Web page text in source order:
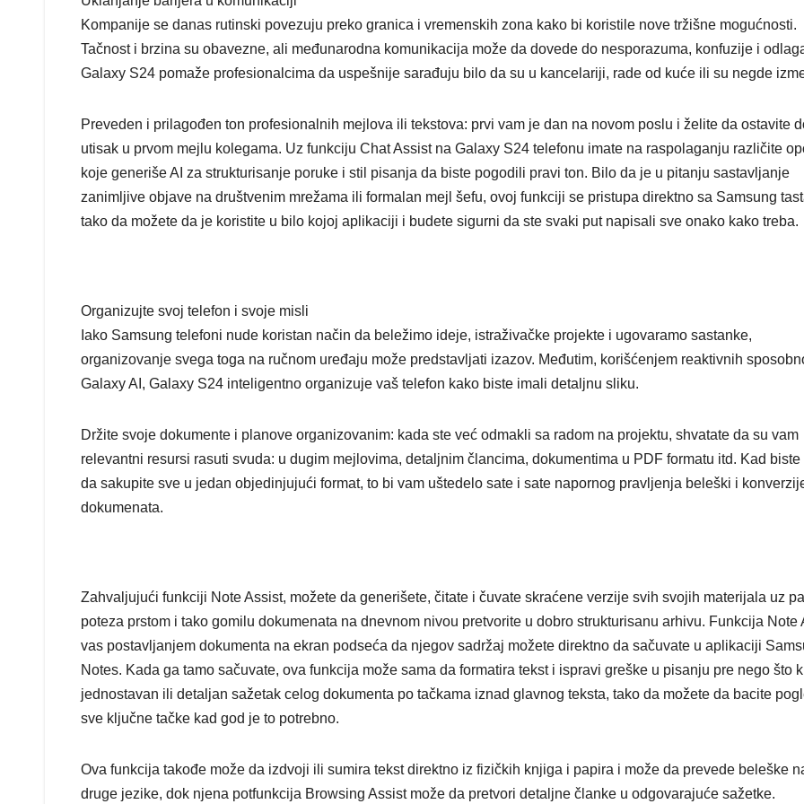
Kompanije se danas rutinski povezuju preko granica i vremenskih zona kako bi koristile nove tržišne mogućnosti.
Tačnost i brzina su obavezne, ali međunarodna komunikacija može da dovede do nesporazuma, konfuzije i
Galaxy S24 pomaže profesionalcima da uspešnije sarađuju bilo da su u kancelariji, rade od kuće ili su negde
Preveden i prilagođen ton profesionalnih mejlova ili tekstova: prvi vam je dan na novom poslu i želite da ostavite
utisak u prvom mejlu kolegama. Uz funkciju Chat Assist na Galaxy S24 telefonu imate na raspolaganju različite
koje generiše AI za strukturisanje poruke i stil pisanja da biste pogodili pravi ton. Bilo da je u pitanju sastavljanje
zanimljive objave na društvenim mrežama ili formalan mejl šefu, ovoj funkciji se pristupa direktno sa Samsung
tako da možete da je koristite u bilo kojoj aplikaciji i budete sigurni da ste svaki put napisali sve onako kako treba.
Organizujte svoj telefon i svoje misli
Iako Samsung telefoni nude koristan način da beležimo ideje, istraživačke projekte i ugovaramo sastanke,
organizovanje svega toga na ručnom uređaju može predstavljati izazov. Međutim, korišćenjem reaktivnih
Galaxy AI, Galaxy S24 inteligentno organizuje vaš telefon kako biste imali detaljnu sliku.
Držite svoje dokumente i planove organizovanim: kada ste već odmakli sa radom na projektu, shvatate da su vam
relevantni resursi rasuti svuda: u dugim mejlovima, detaljnim člancima, dokumentima u PDF formatu itd. Kad
da sakupite sve u jedan objedinjujući format, to bi vam uštedelo sate i sate napornog pravljenja beleški i
dokumenata.
Zahvaljujući funkciji Note Assist, možete da generišete, čitate i čuvate skraćene verzije svih svojih materijala uz
poteza prstom i tako gomilu dokumenata na dnevnom nivou pretvorite u dobro strukturisanu arhivu. Funkcija Note
vas postavljanjem dokumenta na ekran podseća da njegov sadržaj možete direktno da sačuvate u aplikaciji
Notes. Kada ga tamo sačuvate, ova funkcija može sama da formatira tekst i ispravi greške u pisanju pre nego što
jednostavan ili detaljan sažetak celog dokumenta po tačkama iznad glavnog teksta, tako da možete da bacite
sve ključne tačke kad god je to potrebno.
Ova funkcija takođe može da izdvoji ili sumira tekst direktno iz fizičkih knjiga i papira i može da prevede beleške
druge jezike, dok njena potfunkcija Browsing Assist može da pretvori detaljne članke u odgovarajuće sažetke.